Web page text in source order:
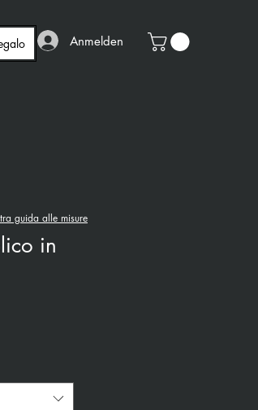
Anmelden
in
guida alle misure